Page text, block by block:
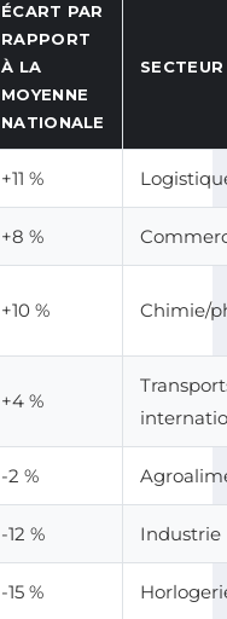
ÉCART PAR
RAPPORT
À LA
MOYENNE
NATIONALE
+11 %
+8 %
+10 % Chimie/
+4 %
-2 %
-12 % Industrie
-15 %